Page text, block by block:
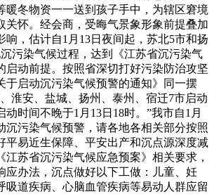
暖冬物资一一送到孩子手中，为辖区窘境
关怀。经会商，受晦气景象形象前提叠加
响，估计自1月13日夜间起，苏北5市和扬
污染气候过程，达到《江苏省沉污染气
启动前提。按照省深切打好污染防治攻坚
于启动沉污染气候预警的通知》同一摆
淮安、盐城、扬州、泰州、宿迁7市启动
时间不晚于1月13日18时。”我市自1月
沉污染气候预警，请各地各相关部分按照
平易近生保障、平安出产和沉点源深度减
江苏省沉污染气候应急预案》相关要求，
办法，沉点做好以下工做：儿童、妊
吸道疾病、心脑血管疾病等易动人群应留